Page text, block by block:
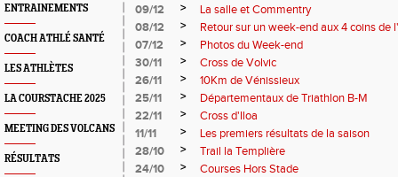
ENTRAINEMENTS
COACH ATHLÉ SANTÉ
LES ATHLÈTES
LA COURSTACHE 2025
MEETING DES VOLCANS
RÉSULTATS
09/12
>
La salle et Commentry
08/12
>
Retour sur un week-end aux 4 coins de
07/12
>
Photos du Week-end
30/11
>
Cross de Volvic
26/11
>
10Km de Vénissieux
25/11
>
Départementaux de Triathlon B-M
22/11
>
Cross d'Iloa
11/11
>
Les premiers résultats de la saison
28/10
>
Trail la Templière
24/10
>
Courses Hors Stade